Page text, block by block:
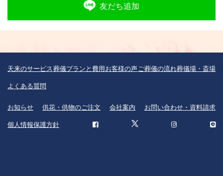
友だち追加
天来のサービス葬儀プランと費用お客様の声 ご葬儀の流れ葬儀場・斎場
よくある質問
お知らせ 供花・供物のご注文 会社案内 お問い合わせ・資料請求
個人情報保護方針